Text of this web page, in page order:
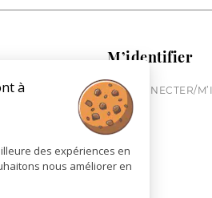
M’identifier
ME CONNECTER/
à
des expériences en
nous améliorer en